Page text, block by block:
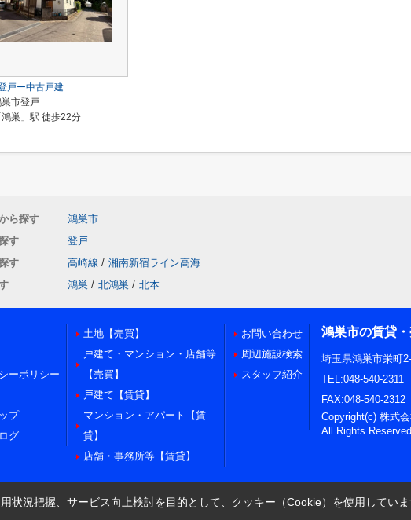
戸ー中古戸建
市登戸
巣」駅 徒歩22分
ら探す
鴻巣市
す
登戸
す
高崎線 / 湘南新宿ライン高海
鴻巣 / 北鴻巣 / 北本
ーポリシー
プ
グ
土地【売買】
戸建て・マンション・店舗等
【売買】
戸建て【賃貸】
マンション・アパート【賃
貸】
店舗・事務所等【賃貸】
お問い合わせ
周辺施設検索
スタッフ紹介
鴻巣市の賃貸
埼玉県鴻巣市栄町
TEL:048-540-2311
FAX:048-540-2312
Copyright(c) 株式
All Rights
状況把握、サービス向上検討を目的として、クッキー（Cookie）を使用していま